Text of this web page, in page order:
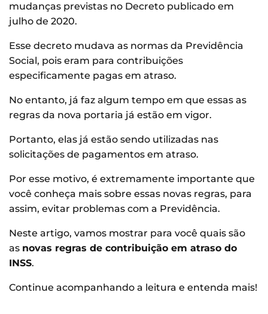
mudanças previstas no Decreto publicado em
julho de 2020.
Esse decreto mudava as normas da Previdência
Social, pois eram para contribuições
especificamente pagas em atraso.
No entanto, já faz algum tempo em que essas as
regras da nova portaria já estão em vigor.
Portanto, elas já estão sendo utilizadas nas
solicitações de pagamentos em atraso.
Por esse motivo, é extremamente importante que
você conheça mais sobre essas novas regras, para
assim, evitar problemas com a Previdência.
Neste artigo, vamos mostrar para você quais são
as novas regras de contribuição em atraso do
INSS.
Continue acompanhando a leitura e entenda mais!